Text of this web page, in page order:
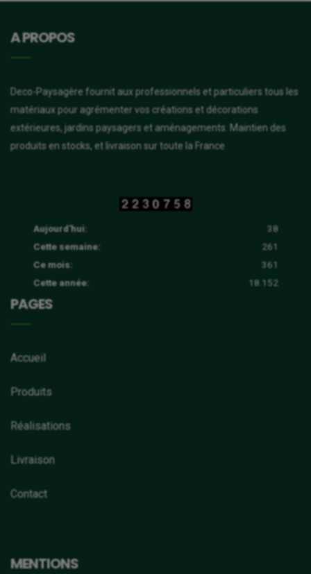
A PROPOS
Deco-Paysagère fournit aux professionnels et particuliers tous les
matériaux pour agrémenter vos créations et décorations
extérieures, jardins paysagers et aménagements. Maintien des
produits en stocks, et livraison sur toute la France
Aujourd'hui:
38
Cette semaine:
261
Ce mois:
361
Cette année:
18.152
PAGES
Accueil
Produits
Réalisations
Livraison
Contact
MENTIONS